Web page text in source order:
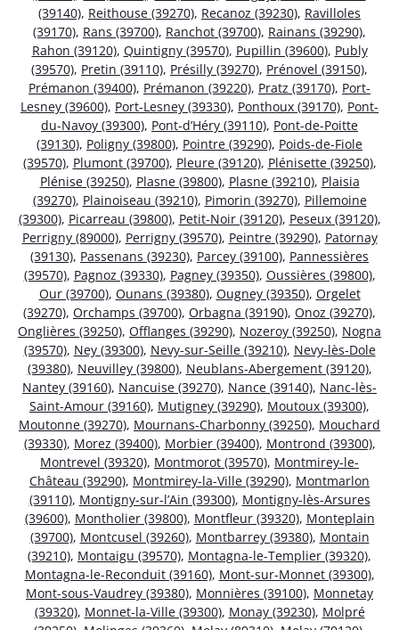
(39140), Reithouse (39270), Recanoz (39230), Ravilloles
(39170), Rans (39700), Ranchot (39700), Rainans (39290),
Rahon (39120), Quintigny (39570), Pupillin (39600), Publy
(39570), Pretin (39110), Présilly (39270), Prénovel (39150),
Prémanon (39400), Prémanon (39220), Pratz (39170), Port-
Lesney (39600), Port-Lesney (39330), Ponthoux (39170), Pont-
du-Navoy (39300), Pont-d’Héry (39110), Pont-de-Poitte
(39130), Poligny (39800), Pointre (39290), Poids-de-Fiole
(39570), Plumont (39700), Pleure (39120), Plénisette (39250),
Plénise (39250), Plasne (39800), Plasne (39210), Plaisia
(39270), Plainoiseau (39210), Pimorin (39270), Pillemoine
(39300), Picarreau (39800), Petit-Noir (39120), Peseux (39120),
Perrigny (89000), Perrigny (39570), Peintre (39290), Patornay
(39130), Passenans (39230), Parcey (39100), Pannessières
(39570), Pagnoz (39330), Pagney (39350), Oussières (39800),
Our (39700), Ounans (39380), Ougney (39350), Orgelet
(39270), Orchamps (39700), Orbagna (39190), Onoz (39270),
Onglières (39250), Offlanges (39290), Nozeroy (39250), Nogna
(39570), Ney (39300), Nevy-sur-Seille (39210), Nevy-lès-Dole
(39380), Neuvilley (39800), Neublans-Abergement (39120),
Nantey (39160), Nancuise (39270), Nance (39140), Nanc-lès-
Saint-Amour (39160), Mutigney (39290), Moutoux (39300),
Moutonne (39270), Mournans-Charbonny (39250), Mouchard
(39330), Morez (39400), Morbier (39400), Montrond (39300),
Montrevel (39320), Montmorot (39570), Montmirey-le-
Château (39290), Montmirey-la-Ville (39290), Montmarlon
(39110), Montigny-sur-l’Ain (39300), Montigny-lès-Arsures
(39600), Montholier (39800), Montfleur (39320), Monteplain
(39700), Montcusel (39260), Montbarrey (39380), Montain
(39210), Montaigu (39570), Montagna-le-Templier (39320),
Montagna-le-Reconduit (39160), Mont-sur-Monnet (39300),
Mont-sous-Vaudrey (39380), Monnières (39100), Monnetay
(39320), Monnet-la-Ville (39300), Monay (39230), Molpré